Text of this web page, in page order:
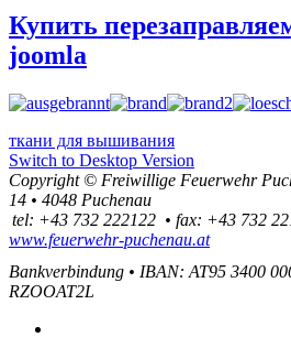
Купить
joomla
ткани для вышивания
Switch to Desktop Version
Copyright © Freiwillige Feuerwehr
14 • 4048 Puchenau
tel: +43 732 222122 • fax: +43 732
www.feuerwehr-puchenau.at
Bankverbindung • IBAN: AT95 3400
RZOOAT2L